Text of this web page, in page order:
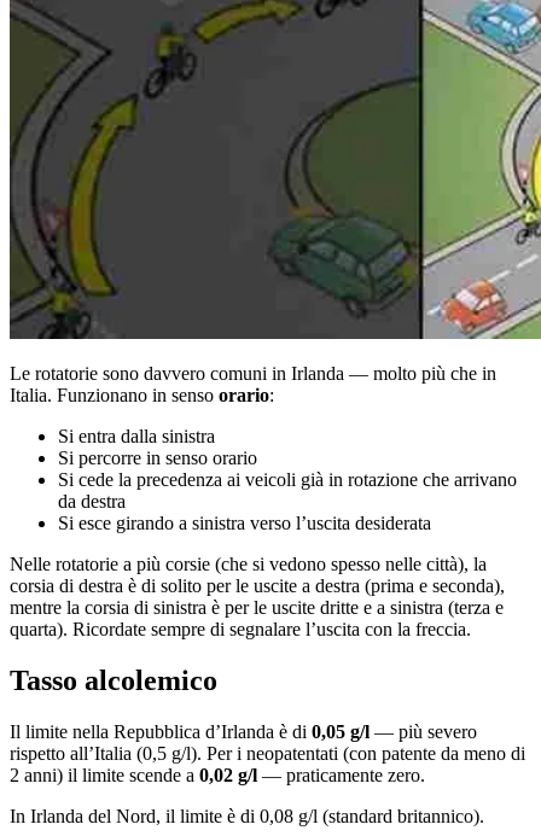
Le rotatorie sono davvero comuni in Irlanda — molto più che in
Italia. Funzionano in senso orario:
Si entra dalla sinistra
Si percorre in senso orario
Si cede la precedenza ai veicoli già in rotazione che arrivano
da destra
Si esce girando a sinistra verso l’uscita desiderata
Nelle rotatorie a più corsie (che si vedono spesso nelle città), la
corsia di destra è di solito per le uscite a destra (prima e seconda),
mentre la corsia di sinistra è per le uscite dritte e a sinistra (terza e
quarta). Ricordate sempre di segnalare l’uscita con la freccia.
Tasso alcolemico
Il limite nella Repubblica d’Irlanda è di 0,05 g/l — più severo
rispetto all’Italia (0,5 g/l). Per i neopatentati (con patente da meno di
2 anni) il limite scende a 0,02 g/l — praticamente zero.
In Irlanda del Nord, il limite è di 0,08 g/l (standard britannico).